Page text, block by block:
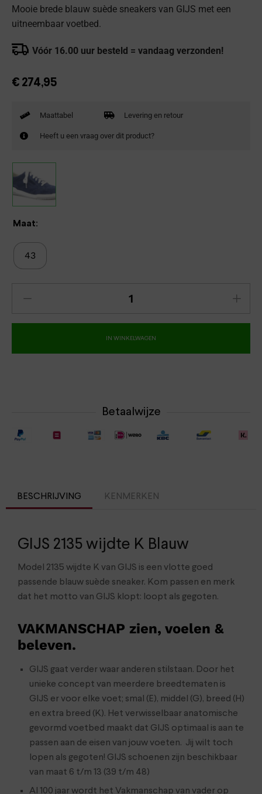
Mooie brede blauw suède sneakers van GIJS met een
uitneembaar voetbed.
Vóór 16.00 uur besteld = vandaag verzonden!
€ 274,95
Maattabel Levering en retour
Heeft u een vraag over dit product?
Maat:
43
IN WINKELWAGEN
Betaalwijze
BESCHRIJVING KENMERKEN
GIJS 2135 wijdte K Blauw
Model 2135 wijdte K van GIJS is een vlotte goed
passende blauw suède sneaker. Kom passen en merk
dat het motto van GIJS klopt: loopt als gegoten.
VAKMANSCHAP zien, voelen &
beleven.
GIJS gaat verder waar anderen stilstaan. Door het
unieke concept van meerdere breedtematen is
GIJS er voor elke voet; smal (E), middel (G), breed (H)
en extra breed (K). Het verwisselbaar anatomische
gevormd voetbed maakt dat GIJS optimaal is aan te
passen aan de eisen van jouw voeten. Jij wilt toch
lopen als gegoten! GIJS schoenen zijn beschikbaar
van maat 6 t/m 13 (39 t/m 48)
Al 100 jaar wordt het Vakmanschap van vader op